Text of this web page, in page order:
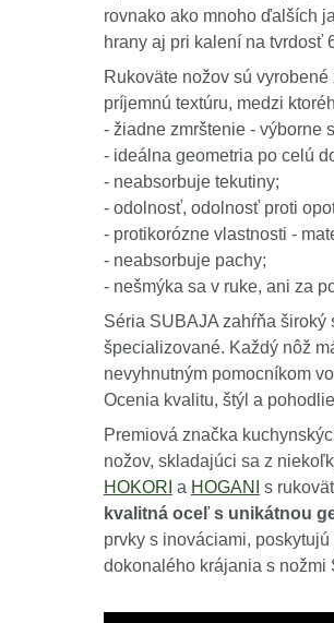
rovnako ako mnoho ďalších
hrany aj pri kalení na tvrdosť
Rukoväte nožov sú
príjemnú textúru, medzi
- žiadne zmrštenie - výborne
- ideálna geometria po celú
- neabsorbuje tekutiny;
- odolnosť, odolnosť proti
- protikorózne vlastnosti -
- neabsorbuje pachy;
- nešmýka sa v ruke, ani za
Séria SUBAJA zahŕňa široký
špecializované. Každý nôž
nevyhnutným pomocníkom
Ocenia kvalitu, štýl a
Premiová značka
nožov, skladajúci sa z
HOKORI a HOGANI s
kvalitná oceľ s unikátnou
prvky s inováciami,
dokonalého krájania s nožmi